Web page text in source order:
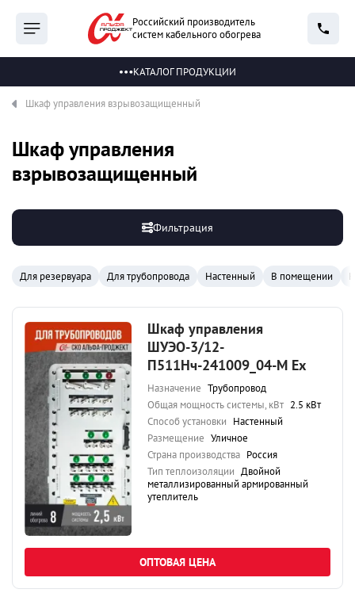
Российский производитель
систем кабельного обогрева
КАТАЛОГ ПРОДУКЦИИ
Шкаф управления взрывозащищенный
Шкаф управления
взрывозащищенный
Фильтрация
Для резервуара Для трубопровода Настенный В помещении
Шкаф управления
ШУЭО-3/12-
П511Нч-241009_04-М Ех
Назначение Трубопровод
Общая мощность системы, кВт 2.5 кВт
Способ установки Настенный
Размещение Уличное
Страна производства Россия
Тип теплоизоляции Двойной
металлизированный армированный
утеплитель
ОПТОВАЯ ЦЕНА